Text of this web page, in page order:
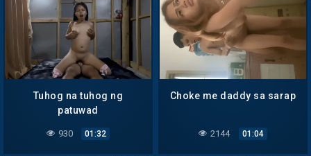
Tuhog na tuhog ng
patuwad
930 01:32
Choke me daddy sa sarap
2144 01:04